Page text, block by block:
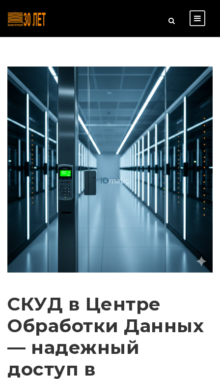
СКУД в Центре
Обработки Данных
— надежный
доступ в